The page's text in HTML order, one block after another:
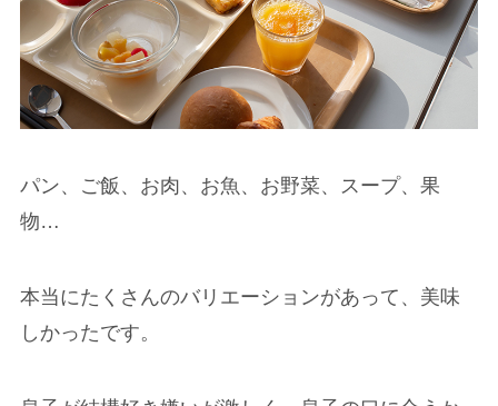
パン、ご飯、お肉、お魚、お野菜、スープ、果
物…
本当にたくさんのバリエーションがあって、美味
しかったです。